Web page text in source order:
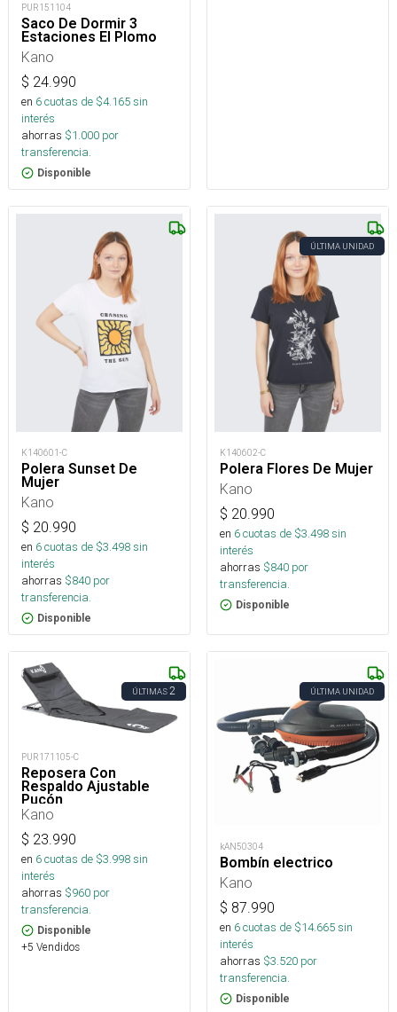
PUR151104
Saco De Dormir 3
Estaciones El Plomo
Kano
$ 24.990
en 6cuotas de $4.165sin
interés
ahorras $1.000 por
transferencia.
Disponible
K140601-C
Polera Sunset De
Mujer
Kano
$ 20.990
en 6cuotas de $3.498sin
interés
ahorras $840 por
transferencia.
Disponible
ÚLTIMA UNIDAD
K140602-C
Polera Flores De Mujer
Kano
$ 20.990
en 6cuotas de $3.498sin
interés
ahorras $840 por
transferencia.
Disponible
ÚLTIMAS2
PUR171105-C
Reposera Con
Respaldo Ajustable
Pucón
Kano
$ 23.990
en 6cuotas de $3.998sin
interés
ahorras $960 por
transferencia.
Disponible
+5 Vendidos
ÚLTIMA UNIDAD
kAN50304
Bombín electrico
Kano
$ 87.990
en 6cuotas de $14.665sin
interés
ahorras $3.520 por
transferencia.
Disponible